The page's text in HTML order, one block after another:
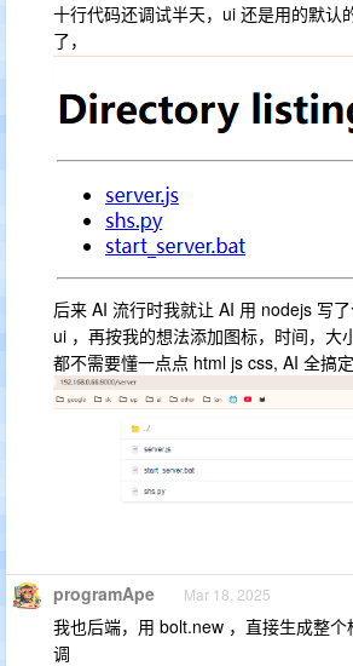
十行代码还调试半天，ui 还是用的默认
了，
后来 AI 流行时我就让 AI 用 nodejs 写
ui ，再按我的想法添加图标，时间，大
都不需要懂一点点 html js css, AI 全搞
programApe Mar 18, 2025
我也后端，用 bolt.new ，直接生成整
调